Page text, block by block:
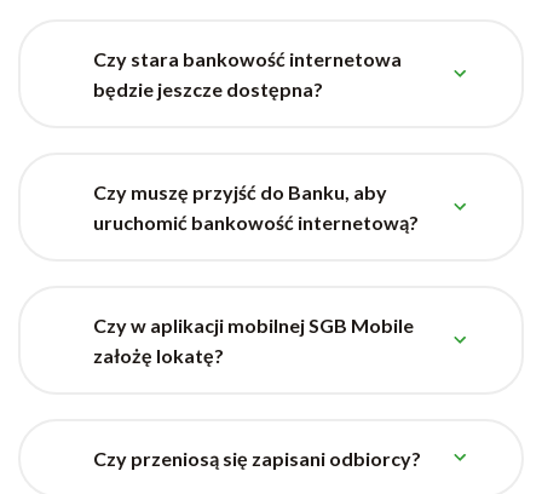
Czy stara bankowość internetowa
będzie jeszcze dostępna?
Czy muszę przyjść do Banku, aby
uruchomić bankowość internetową?
Czy w aplikacji mobilnej SGB Mobile
założę lokatę?
Czy przeniosą się zapisani odbiorcy?